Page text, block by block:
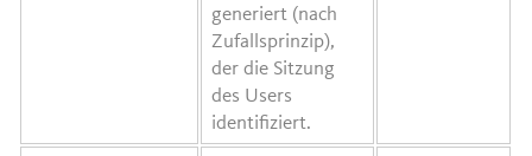
generiert (nach
Zufallsprinzip),
der die Sitzung
des Users
identifiziert.